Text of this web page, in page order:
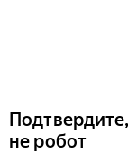
не робот